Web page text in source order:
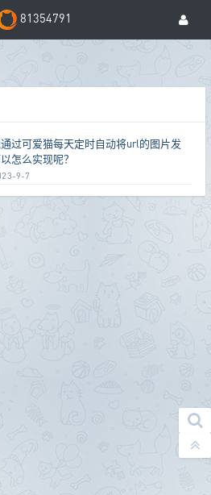
81354791
过可爱猫每天定时自动将url的图片发
怎么实现呢？
9-7